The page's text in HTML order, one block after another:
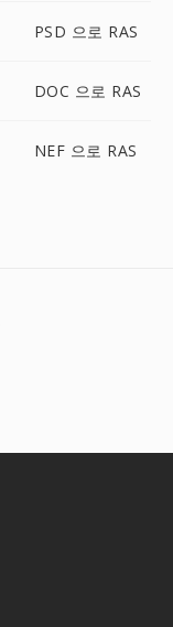
PSD 으로 RAS
DOC 으로 RAS
NEF 으로 RAS